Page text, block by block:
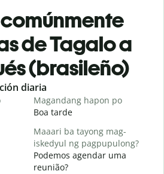
de Tagalo a
(brasileño)
diaria
Magandang hapon po
Boa tarde
Maaari ba tayong mag-
iskedyul ng pagpupulong?
Podemos agendar uma
reunião?